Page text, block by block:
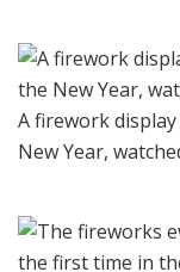
A firework
New Year,